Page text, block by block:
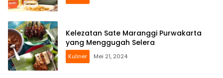
Kelezatan Sate Maranggi Purwakarta
yang Menggugah Selera
Kuliner Mei 21, 2024